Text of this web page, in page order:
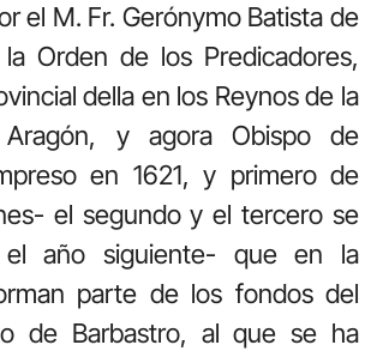
el M. Fr. Gerónymo Batista de
Orden de los Predicadores,
della en los Reynos de la
y agora Obispo de
en 1621, y primero de
el segundo y el tercero se
el año siguiente- que en la
parte de los fondos del
de Barbastro, al que se ha